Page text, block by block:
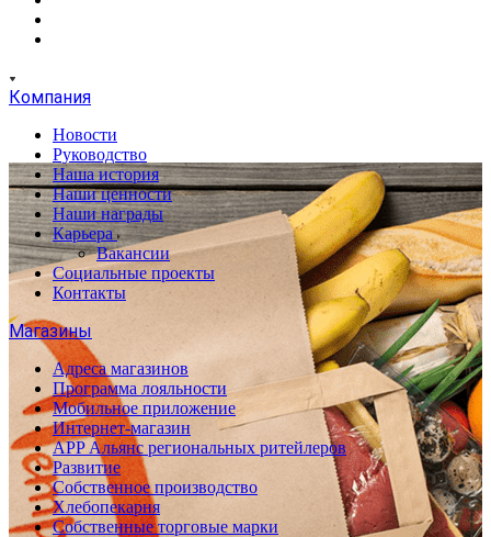
Компания
Новости
Руководство
Наша история
Наши ценности
Наши награды
Карьера
Вакансии
Социальные проекты
Контакты
Магазины
Адреса магазинов
Программа лояльности
Мобильное приложение
Интернет-магазин
APP Альянс региональных ритейлеров
Развитие
Собственное производство
Хлебопекарня
Собственные торговые марки